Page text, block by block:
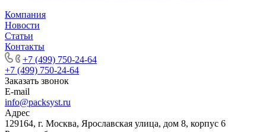
Компания
Новости
Статьи
Контакты
+7 (499) 750-24-64
+7 (499) 750-24-64
Заказать звонок
E-mail
info@packsyst.ru
Адрес
129164, г. Москва, Ярославская улица, дом 8, корпус 6